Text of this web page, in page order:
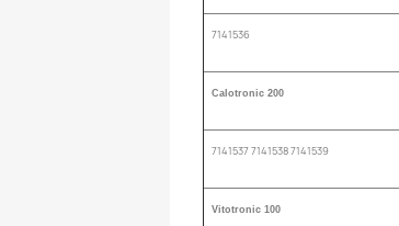
7141536
Calotronic 200
7141537 7141538 7141539
Vitotronic 100